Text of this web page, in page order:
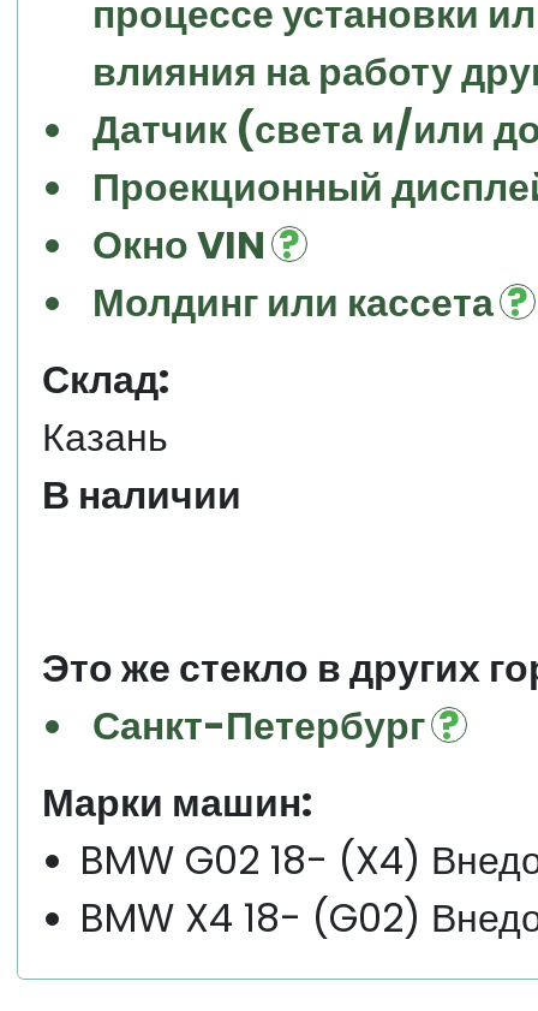
процессе установки
влияния на работу
Датчик (света и/или
Проекционный
Окно VIN
Молдинг или кассета
Склад:
Казань
В наличии
Это же стекло в других
Санкт-Петербург
Марки машин:
BMW G02 18- (X4)
BMW X4 18- (G02)